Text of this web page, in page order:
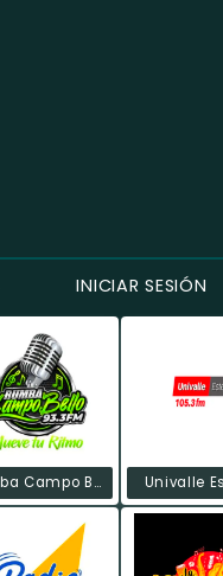
INICIAR SESIÓN
Rumba Campo Bello Univalle